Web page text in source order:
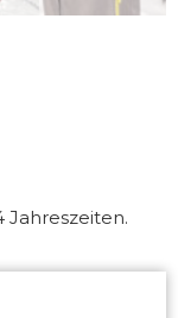
Jahreszeiten.